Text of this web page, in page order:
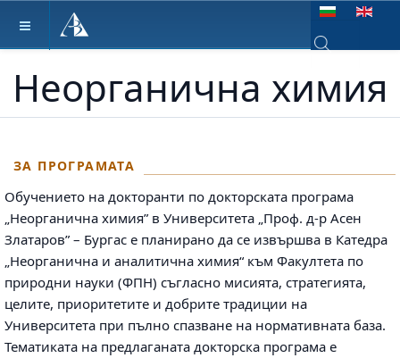
Изберете език
Неорганична химия
ЗА ПРОГРАМАТА
Обучението на докторанти по докторската програма
„Неорганична химия” в Университета „Проф. д-р Асен
Златаров” – Бургас е планирано да се извършва в Катедра
„Неорганична и аналитична химия“ към Факултета по
природни науки (ФПН) съгласно мисията, стратегията,
целите, приоритетите и добрите традиции на
Университета при пълно спазване на нормативната база.
Тематиката на предлаганата докторска програма е